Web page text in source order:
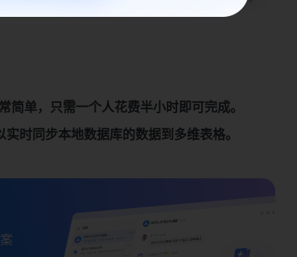
单，只需一个人花费半小时即可完成。
时同步本地数据库的数据到多维表格。